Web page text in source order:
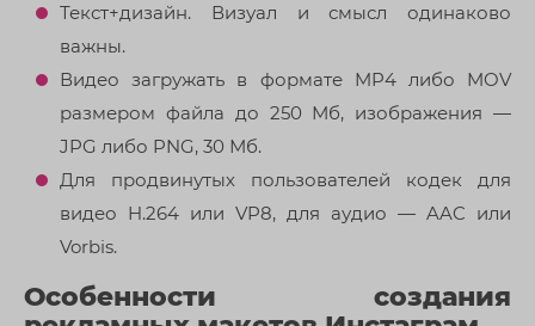
Текст+дизайн. Визуал и смысл одинаково
важны.
Видео загружать в формате MP4 либо MOV
размером файла до 250 Мб, изображения —
JPG либо PNG, 30 Мб.
Для продвинутых пользователей кодек для
видео H.264 или VP8, для аудио — AAC или
Vorbis.
Особенности создания